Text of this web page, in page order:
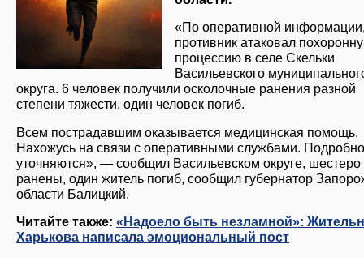
«По оперативной
противник атаковал
процессию в селе Скельки
Васильевского
округа. 6 человек получили осколочные ранения разной
степени тяжести, один человек погиб.
Всем пострадавшим оказывается медицинская помощь.
Нахожусь на связи с оперативными службами.
уточняются», — сообщил Васильевском округе, шестеро
ранены, один житель погиб, сообщил губернатор
области Балицкий.
Читайте также: «Надоело быть незламной»:
Харькова написала эмоциональный пост